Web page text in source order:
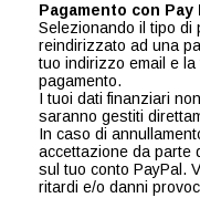
Pagamento con Pay
Selezionando il tipo di
reindirizzato ad una
tuo indirizzo email e la
pagamento.
I tuoi dati finanziari
saranno gestiti
In caso di
accettazione da parte
sul tuo conto PayPal.
ritardi e/o danni